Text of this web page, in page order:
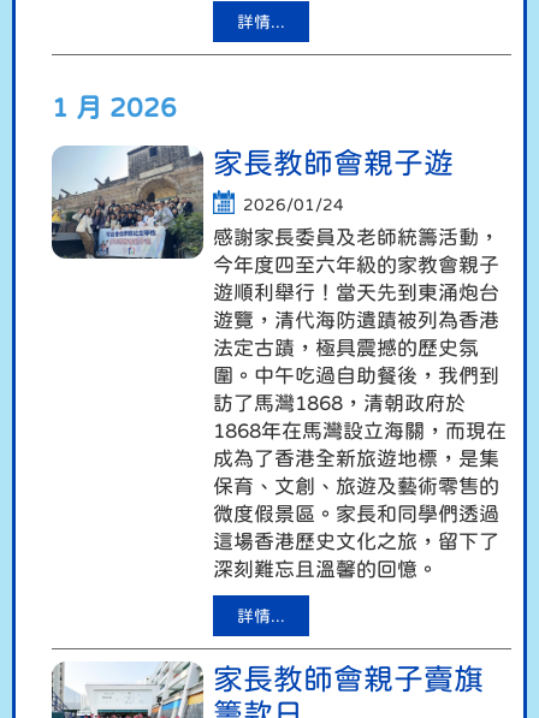
詳情...
1 月 2026
家長教師會親子遊
2026/01/24
感謝家長委員及老師統籌活動，
今年度四至六年級的家教會親子
遊順利舉行！當天先到東涌炮台
遊覽，清代海防遺蹟被列為香港
法定古蹟，極具震撼的歷史氛
圍。中午吃過自助餐後，我們到
訪了馬灣1868，清朝政府於
1868年在馬灣設立海關，而現在
成為了香港全新旅遊地標，是集
保育、文創、旅遊及藝術零售的
微度假景區。家長和同學們透過
這場香港歷史文化之旅，留下了
深刻難忘且溫馨的回憶。
詳情...
家長教師會親子賣旗